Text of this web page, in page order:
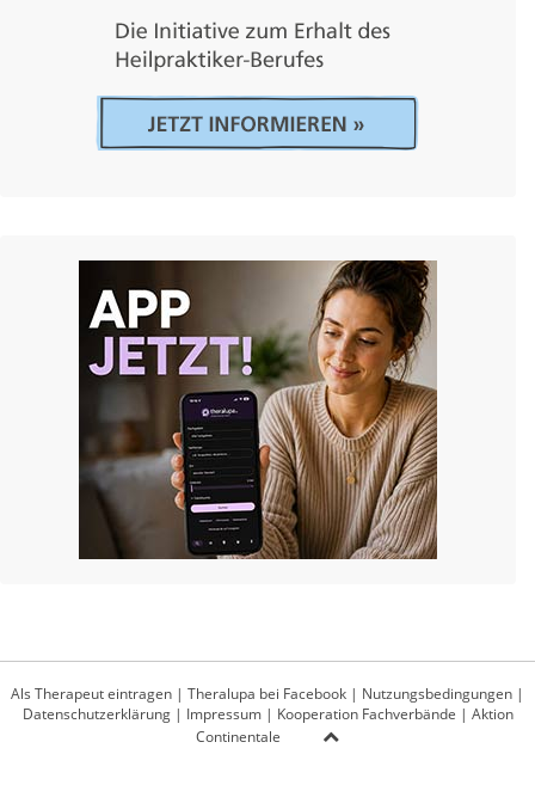
Als Therapeut eintragen | Theralupa bei Facebook | Nutzungsbedingungen |
Datenschutzerklärung| Impressum| Kooperation Fachverbände | Aktion
Continentale